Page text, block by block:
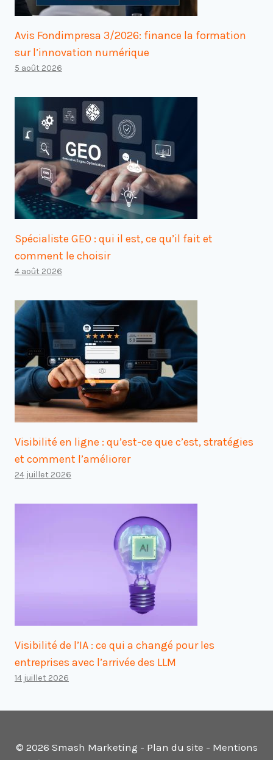
Avis Fondimpresa 3/2026: finance la formation
sur l’innovation numérique
5 août 2026
Spécialiste GEO : qui il est, ce qu’il fait et
comment le choisir
4 août 2026
Visibilité en ligne : qu’est-ce que c’est, stratégies
et comment l’améliorer
24 juillet 2026
Visibilité de l’IA : ce qui a changé pour les
entreprises avec l’arrivée des LLM
14 juillet 2026
© 2026 Smash Marketing - Plan du site - Mentions